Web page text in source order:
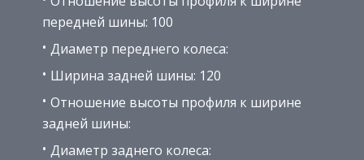
передней шины: 100
Диаметр переднего колеса:
Ширина задней шины: 120
Отношение высоты профиля к ширине
задней шины:
Диаметр заднего колеса: